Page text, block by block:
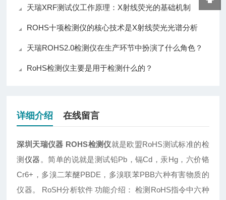
天瑞XRF测试仪工作原理：X射线荧光的基础机制
ROHS十项检测仪的核心技术是X射线荧光光谱分析
天瑞ROHS2.0检测仪在生产环节中扮演了什么角色？
RoHS检测仪主要是用于检测什么的？
详细介绍 在线留言
深圳天瑞仪器 ROHS检测仪就是欧盟RoHS测试标准的检
测 仪器 。简单的说就是测试铅Pb，镉Cd，汞Hg，六价铬
Cr6+，多溴二苯醚PBDE，多溴联苯PBB六种有害物质的
仪器。 RoSH分析软件 功能介绍： 检测RoHS指令中六种